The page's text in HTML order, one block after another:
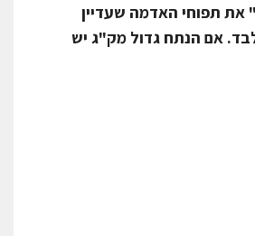
תפוחי האדמה שעדיין
אם הנתח גדול מק"ג יש